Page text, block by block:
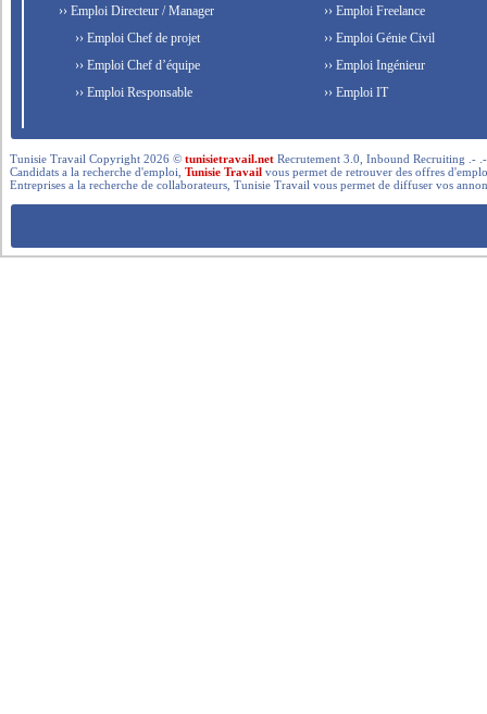
›› Emploi Directeur / Manager
›› Emploi Chef de projet
›› Emploi Chef d’équipe
›› Emploi Responsable
›› Emploi Freelance
›› Emploi Génie Civil
›› Emploi Ingénieur
›› Emploi IT
Tunisie Travail Copyright 2026 ©tunisietravail.net Recrutement 3.0, Inbound Recruiting .-
Candidats a la recherche d'emploi,Tunisie Travail vous permet de retrouver des offres
Entreprises a la recherche de collaborateurs, Tunisie Travail vous permet de diffuser vos